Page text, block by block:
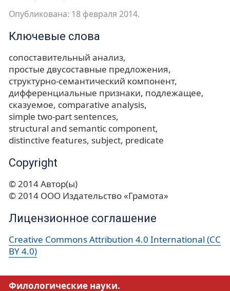
Опубликована: 18 февраля 2014.
Ключевые слова
сопоставительный анализ
простые двусоставные предложения
структурно-семантический компонент
дифференциальные признаки подлежащее
сказуемое comparative analysis
simple two-part sentences
structural and semantic component
distinctive features subject predicate
Copyright
© 2014 Автор(ы)
© 2014 ООО Издательство «Грамота»
Лицензионное соглашение
Creative Commons Attribution 4.0 International (CC
BY 4.0)
Филологические науки.